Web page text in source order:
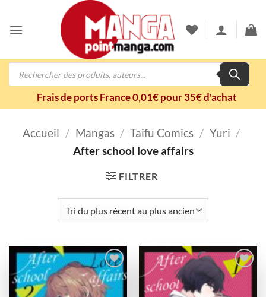
contenu
Recherche
Frais de ports France 0,01€ pour 35€ d'achat
Accueil / Mangas / Taifu Comics / Yuri /
After school love affairs
FILTRER
Ajouter
à la
wishlist
Ajouter
à la
wishlist